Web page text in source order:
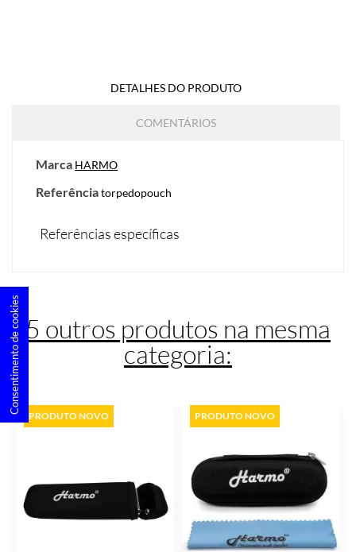
DETALHES DO PRODUTO
COMENTÁRIOS
Marca HARMO
Referênciatorpedopouch
Referências específicas
5 outros produtos na mesma
categoria:
PRODUTO NOVO PRODUTO NOVO
Consentimento de cookies